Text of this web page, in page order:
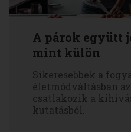
A párok együtt
mint külön
Sikeresebbek a
életmódváltásban
csatlakozik a
kutatásból.